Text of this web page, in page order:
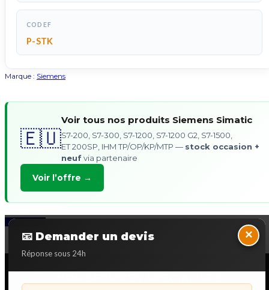
CODEF
P-STK
Marque : Siemens
🇪🇺
Voir tous nos produits Siemens Simatic
S7-200, S7-300, S7-1200, S7-1200 G2, S7-1500,
ET 200SP, IHM TP/OP/KP/MTP — stock occasion +
neufvia partenaire
Voir l’offre →
📧 Demander un devis
Réponse sous 24h
×
Back to Top